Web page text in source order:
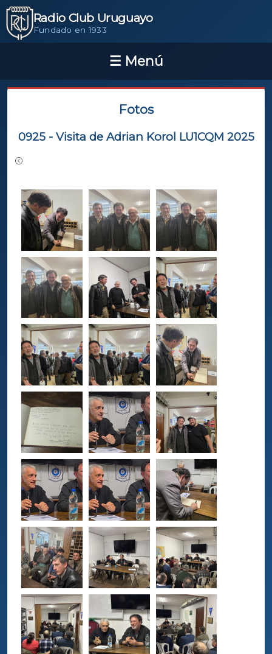
Radio Club Uruguayo
Fundado en 1933
Fotos
0925 - Visita de Adrian Korol LU1CQM 2025